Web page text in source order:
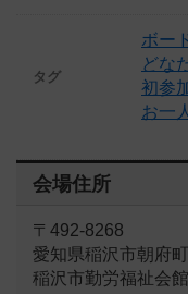
タグ
ボー
どな
初参
お一
会場住所
〒492-8268
愛知県稲沢市朝府町
稲沢市勤労福祉会